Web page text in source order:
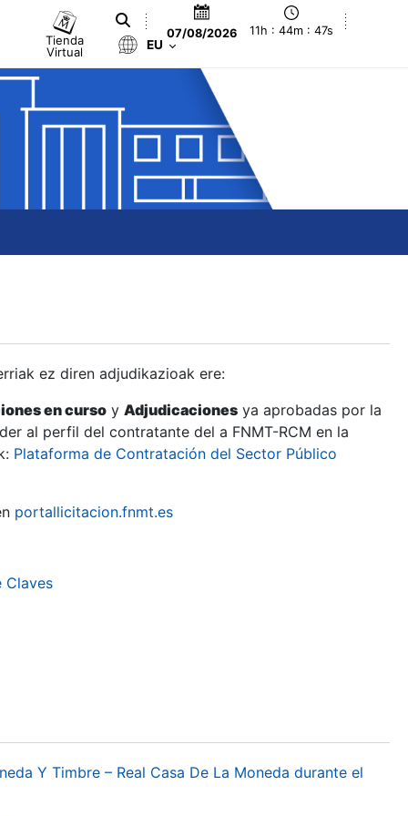
Tienda
Virtual
07/08/2026 11h : 44m : 48s
EU
ez diren adjudikazioak ere:
en curso y Adjudicaciones ya aprobadas por la
al perfil del contratante del a FNMT-RCM en la
Plataforma de Contratación del Sector Público
portallicitacion.fnmt.es
Claves
Y Timbre – Real Casa De La Moneda durante el